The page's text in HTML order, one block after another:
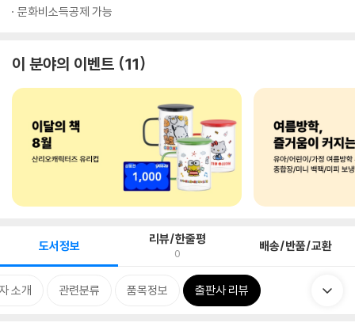
문화비소득공제 가능
이 분야의 이벤트 11
도서정보 리뷰/한줄평
0 배송/반품/교환
소개 관련분류 품목정보 출판사 리뷰